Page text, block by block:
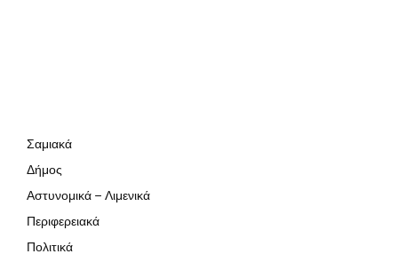
Σαμιακά
Δήμος
Αστυνομικά – Λιμενικά
Περιφερειακά
Πολιτικά